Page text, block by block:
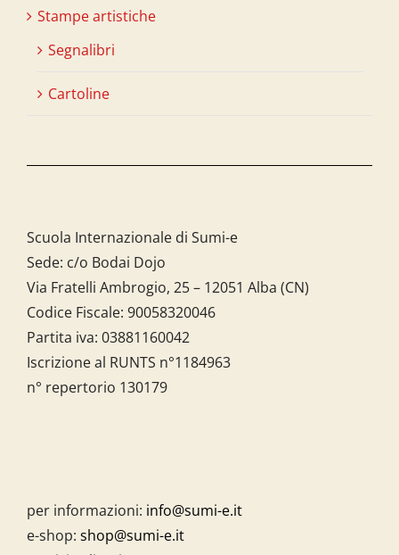
Stampe artistiche
Segnalibri
Cartoline
Scuola Internazionale di Sumi-e
Sede: c/o Bodai Dojo
Via Fratelli Ambrogio, 25 – 12051 Alba (CN)
Codice Fiscale: 90058320046
Partita iva: 03881160042
Iscrizione al RUNTS n°1184963
n° repertorio 130179
per informazioni: info@sumi-e.it
e-shop: shop@sumi-e.it